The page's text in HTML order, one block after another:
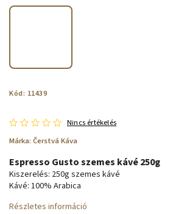
Kód: 11439
Nincs értékelés
Márka: Čerstvá Káva
Espresso Gusto szemes kávé 250g
Kiszerelés: 250g szemes kávé
Kávé: 100% Arabica
Részletes információ